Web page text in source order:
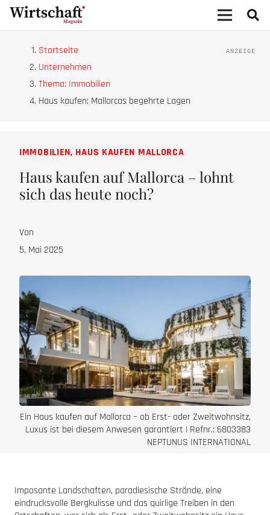
Startseite
Unternehmen
Thema: Immobilien
Haus kaufen: Mallorcas begehrte Lagen
IMMOBILIEN, HAUS KAUFEN MALLORCA
Haus kaufen auf Mallorca – lohnt
sich das heute noch?
Von
5. Mai 2025
Ein Haus kaufen auf Mallorca – ob Erst- oder Zweitwohnsitz,
Luxus ist bei diesem Anwesen garantiert | Refnr.: 6803383
NEPTUNUS INTERNATIONAL
Imposante Landschaften, paradiesische Strände, eine
eindrucksvolle Bergkulisse und das quirlige Treiben in den